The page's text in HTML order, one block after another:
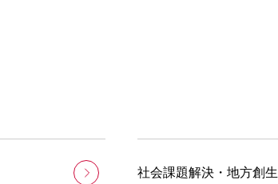
社会課題解決・地方創生